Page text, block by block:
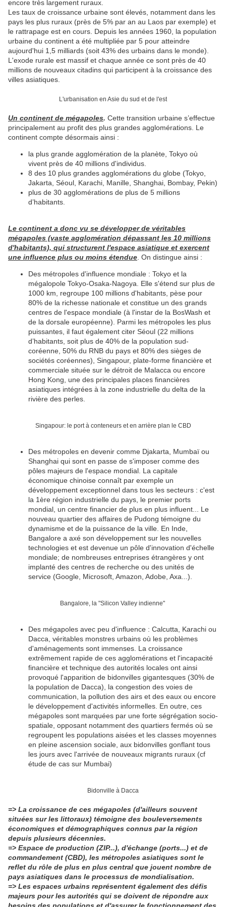
encore très largement ruraux.
Les taux de croissance urbaine sont élevés, notamment dans les
pays les plus ruraux (près de 5% par an au Laos par exemple) et
le rattrapage est en cours. Depuis les années 1960, la population
urbaine du continent a été multipliée par 5 pour atteindre
aujourd'hui 1,5 milliards (soit 43% des urbains dans le monde).
L'exode rurale est massif et chaque année ce sont près de 40
millions de nouveaux citadins qui participent à la croissance des
villes asiatiques.
L'urbanisation en Asie du sud et de l'est
Un continent de mégapoles. Cette transition urbaine s’effectue
principalement au profit des plus grandes agglomérations. Le
continent compte désormais ainsi :
la plus grande agglomération de la planète, Tokyo où
vivent près de 40 millions d'individus.
8 des 10 plus grandes agglomérations du globe (Tokyo,
Jakarta, Séoul, Karachi, Manille, Shanghai, Bombay, Pekin)
plus de 30 agglomérations de plus de 5 millions
d’habitants.
Le continent a donc vu se développer de véritables
mégapoles (vaste agglomération dépassant les 10 millions
d'habitants), qui structurent l'espace asiatique et exercent
une influence plus ou moins étendue . On distingue ainsi :
Des métropoles d'influence mondiale : Tokyo et la
mégalopole Tokyo-Osaka-Nagoya. Elle s'étend sur plus de
1000 km, regroupe 100 millions d'habitants, pèse pour
80% de la richesse nationale et constitue un des grands
centres de l'espace mondiale (à l'instar de la BosWash et
de la dorsale européenne). Parmi les métropoles les plus
puissantes, il faut également citer Séoul (22 millions
d’habitants, soit plus de 40% de la population sud-
coréenne, 50% du RNB du pays et 80% des sièges de
sociétés coréennes), Singapour, plate-forme financière et
commerciale située sur le détroit de Malacca ou encore
Hong Kong, une des principales places financières
asiatiques intégrées à la zone industrielle du delta de la
rivière des perles.
Singapour: le port à conteneurs et en arrière plan le CBD
Des métropoles en devenir comme Djakarta, Mumbaï ou
Shanghai qui sont en passe de s'imposer comme des
pôles majeurs de l'espace mondial. La capitale
économique chinoise connaît par exemple un
développement exceptionnel dans tous les secteurs : c'est
la 1ère région industrielle du pays, le premier ports
mondial, un centre financier de plus en plus influent... Le
nouveau quartier des affaires de Pudong témoigne du
dynamisme et de la puissance de la ville. En Inde,
Bangalore a axé son développement sur les nouvelles
technologies et est devenue un pôle d'innovation d'échelle
mondiale; de nombreuses entreprises étrangères y ont
implanté des centres de recherche ou des unités de
service (Google, Microsoft, Amazon, Adobe, Axa...).
Bangalore, la "Silicon Valley indienne"
Des mégapoles avec peu d'influence : Calcutta, Karachi ou
Dacca, véritables monstres urbains où les problèmes
d'aménagements sont immenses. La croissance
extrêmement rapide de ces agglomérations et l'incapacité
financière et technique des autorités locales ont ainsi
provoqué l'apparition de bidonvilles gigantesques (30% de
la population de Dacca), la congestion des voies de
communication, la pollution des airs et des eaux ou encore
le développement d'activités informelles. En outre, ces
mégapoles sont marquées par une forte ségrégation socio-
spatiale, opposant notamment des quartiers fermés où se
regroupent les populations aisées et les classes moyennes
en pleine ascension sociale, aux bidonvilles gonflant tous
les jours avec l'arrivée de nouveaux migrants ruraux (cf
étude de cas sur Mumbai)
Bidonville à Dacca
=> La croissance de ces mégapoles (d'ailleurs souvent
situées sur les littoraux) témoigne des bouleversements
économiques et démographiques connus par la région
depuis plusieurs décennies.
=> Espace de production (ZIP...), d'échange (ports...) et de
commandement (CBD), les métropoles asiatiques sont le
reflet du rôle de plus en plus central que jouent nombre de
pays asiatiques dans le processus de mondialisation.
=> Les espaces urbains représentent également des défis
majeurs pour les autorités qui se doivent de répondre aux